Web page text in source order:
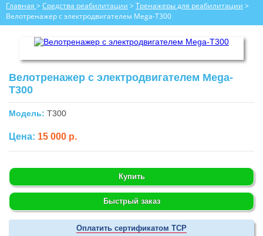
Главная > Средства реабилитации > Тренажеры для реабилитации >
Велотренажер с электродвигателем Mega-T300
Велотренажер с электродвигателем Mega-
T300
Модель: T300
Цена: 15 000 р.
Купить
Быстрый заказ
Оплатить сертификатом ТСР